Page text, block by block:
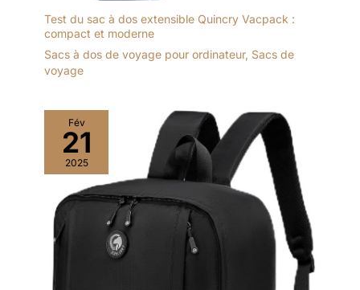
Test du sac à dos extensible Quincry Vacpack :
compact et moderne
Sacs à dos de voyage pour ordinateur, Sacs de
voyage
Fév
21
2025